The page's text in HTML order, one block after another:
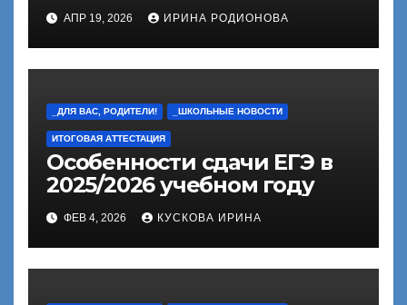
АПР 19, 2026 ИРИНА РОДИОНОВА
_ДЛЯ ВАС, РОДИТЕЛИ! _ШКОЛЬНЫЕ НОВОСТИ
ИТОГОВАЯ АТТЕСТАЦИЯ
Особенности сдачи ЕГЭ в
2025/2026 учебном году
ФЕВ 4, 2026 КУСКОВА ИРИНА